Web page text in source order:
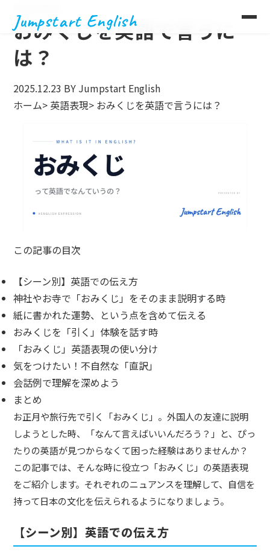
Jumpstart English
おみくじを英語で言うに
は？
2025.12.23 BY Jumpstart English
ホーム> 英語表現> おみくじを英語で言うには？
この記事の目次
【シーン別】英語での伝え方
神社やお寺で「おみくじ」をそのまま説明する時
紙に書かれた運勢、という点を含めて伝える
おみくじを「引く」体験を話す時
「おみくじ」英語表現の使い分け
気をつけたい！不自然な「直訳」
会話例で理解を深めよう
まとめ
お正月や旅行先で引く「おみくじ」。外国人の友達に説明
しようとした時、「なんて言えばいいんだろう？」と、ぴっ
たりの英語が見つからなくて困った経験はありませんか？
この記事では、そんな時に役立つ「おみくじ」の英語表現
をご紹介します。それぞれのニュアンスを理解して、自信を
持って日本の文化を伝えられるようになりましょう。
【シーン別】英語での伝え方